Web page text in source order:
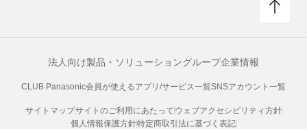
法人向け製品・ソリューショングループ企業情報
CLUB Panasonic会員が使えるアプリ/サービス一覧SNSアカウント一覧
サイトマップサイトのご利用にあたって ウェブアクセシビリティ方針
個人情報保護方針特定商取引法に基づく表記